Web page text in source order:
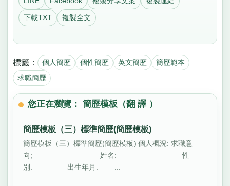
下載TXT 複製全文
標籤： 個人簡歷 個性簡歷 英文簡歷
簡歷範本
求職簡歷
您正在瀏覽： 簡歷模板（翻 譯 ）
簡歷模板（三）標準簡歷(簡歷模板)
簡歷模板（三）標準簡歷(簡歷模板) 個人概況: 求職意
向;________________ 姓名:________________性
別:________ 出生年月:____...